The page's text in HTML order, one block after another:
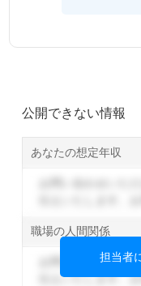
公開できない情報
あなたの想定年収
職場の人間関係
お問い合わせいた
伝えいたします。
担当者